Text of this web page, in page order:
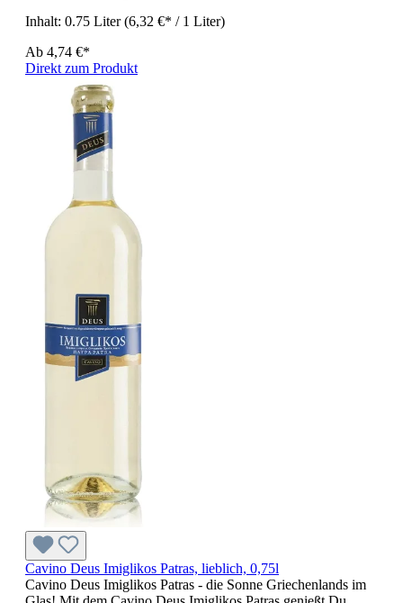
Inhalt: 0.75 Liter(6,32 €* / 1 Liter)
Ab 4,74 €*
Direkt zum Produkt
Cavino Deus Imiglikos Patras, lieblich, 0,75l
Cavino Deus Imiglikos Patras - die Sonne Griechenlands im